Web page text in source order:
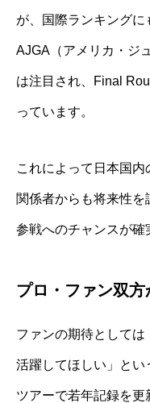
が、国際ランキング
AJGA（アメリカ・ジ
は注目され、Final
っています。
これによって日本国
関係者からも将来性
参戦へのチャンスが確
プロ・ファン双
ファンの期待として
活躍してほしい」と
ツアーで若年記録を更